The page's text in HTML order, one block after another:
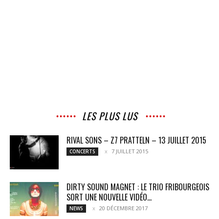
LES PLUS LUS
RIVAL SONS – Z7 PRATTELN – 13 JUILLET 2015
CONCERTS 7 JUILLET 2015
DIRTY SOUND MAGNET : LE TRIO FRIBOURGEOIS
SORT UNE NOUVELLE VIDÉO...
NEWS 20 DÉCEMBRE 2017